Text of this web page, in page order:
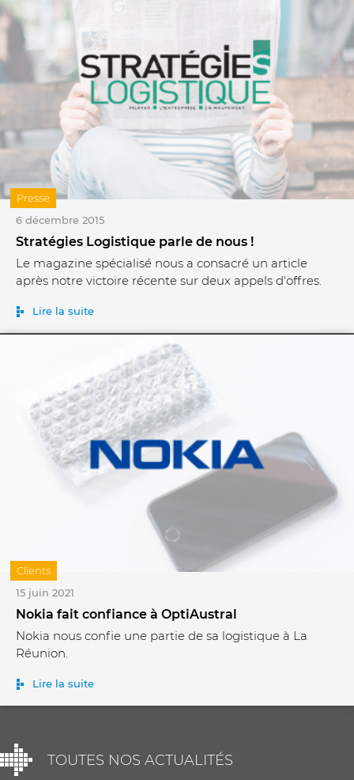
6 décembre 2015
Stratégies Logistique parle de nous !
Le magazine spécialisé nous a consacré un article
après notre victoire récente sur deux appels d'offres.
Lire la suite
Presse
15 juin 2021
Nokia fait confiance à OptiAustral
Nokia nous confie une partie de sa logistique à La
Réunion.
Lire la suite
Clients
TOUTES NOS ACTUALITÉS